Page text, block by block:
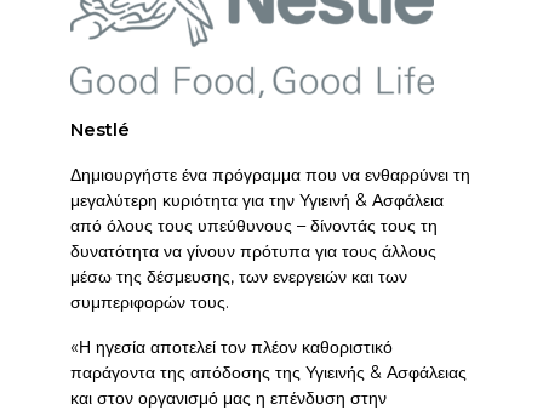
Nestlé
Δημιουργήστε ένα πρόγραμμα που να ενθαρρύνει τη
μεγαλύτερη κυριότητα για την Υγιεινή & Ασφάλεια
από όλους τους υπεύθυνους – δίνοντάς τους τη
δυνατότητα να γίνουν πρότυπα για τους άλλους
μέσω της δέσμευσης, των ενεργειών και των
συμπεριφορών τους.
«Η ηγεσία αποτελεί τον πλέον καθοριστικό
παράγοντα της απόδοσης της Υγιεινής & Ασφάλειας
και στον οργανισμό μας η επένδυση στην